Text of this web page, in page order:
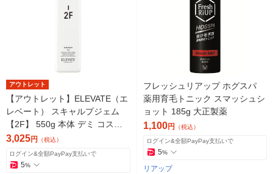
アウトレット
【アウトレット】ELEVATE（エ
レベート） スキャルプジェム
【2F】 550g 本体 デミ コスメ
ティクス
3,025円 （税込）
ログイン&全額PayPay支払いで
5%
フレッシュリアップ ホグスパ
薬用育毛トニック スマッシュシ
ョット 185g 大正製薬
1,100円 （税込）
ログイン&全額PayPay支払いで
5%
リアップ